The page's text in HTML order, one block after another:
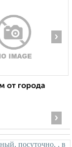
›
от города
›